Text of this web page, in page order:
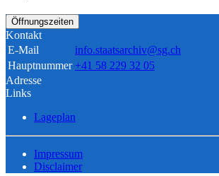
Öffnungszeiten
Kontakt
E-Mail
info.staatsarchiv@sg.ch
Hauptnummer +41 58 229 32 05
Adresse
Links
Lageplan
Impressum
Disclaimer